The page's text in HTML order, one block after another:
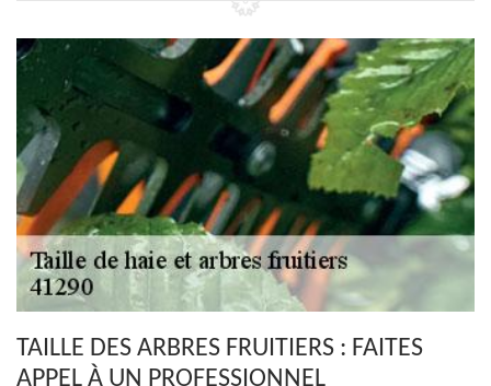
TAILLE DES ARBRES FRUITIERS : FAITES
APPEL À UN PROFESSIONNEL